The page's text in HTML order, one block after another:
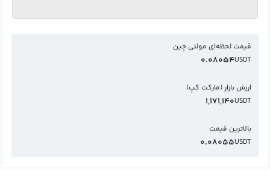
قیمت لحظه‌ای مولتی چین
USDT
0.08054
ارزش بازار (مارکت کپ)
USDT
1,171,140
بالاترین قیمت
USDT
0.08055